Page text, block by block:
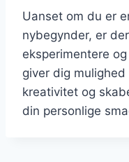
Uanset om du er
nybegynder, er
eksperimentere
giver dig
kreativitet og
din personlige